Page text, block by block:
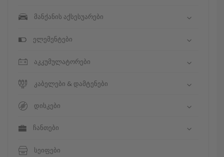
მანქანის აქსესუარები
ელემენტები
აკკუმულატორები
კაბელები & დამტენები
დისკები
ჩანთები
სეიფები